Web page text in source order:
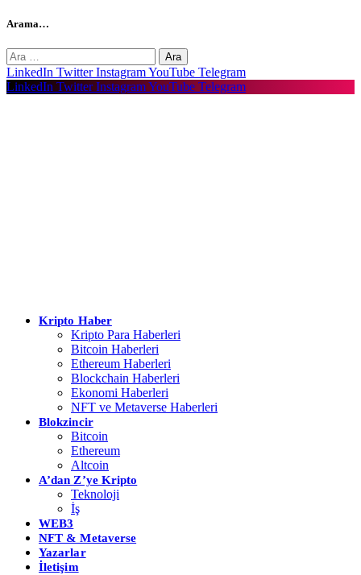
Arama…
Arama:
LinkedIn Twitter InstagramYouTube Telegram
LinkedIn Twitter InstagramYouTube Telegram
Kripto Haber
Kripto Para Haberleri
Bitcoin Haberleri
Ethereum Haberleri
Blockchain Haberleri
Ekonomi Haberleri
NFT ve Metaverse Haberleri
Blokzincir
Bitcoin
Ethereum
Altcoin
A’dan Z’ye Kripto
Teknoloji
İş
WEB3
NFT & Metaverse
Yazarlar
İletişim